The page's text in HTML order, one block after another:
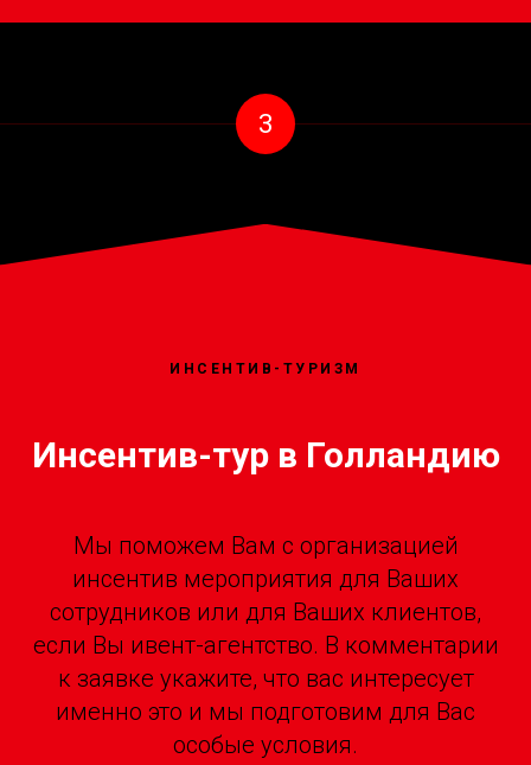
3
ИНСЕНТИВ-ТУРИЗМ
Инсентив-тур в Голландию
Мы поможем Вам с организацией
инсентив мероприятия для Ваших
сотрудников или для Ваших клиентов,
если Вы ивент-агентство. В комментарии
к заявке укажите, что вас интересует
именно это и мы подготовим для Вас
особые условия.